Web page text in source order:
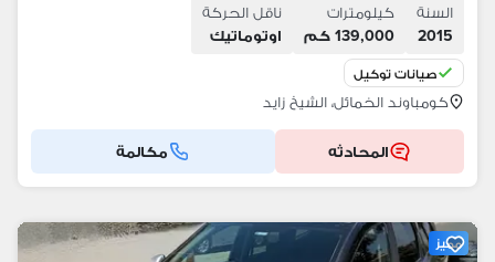
السنة
2015
كيلومترات
139,000 كم
ناقل الحركة
اوتوماتيك
صيانات توكيل
كومباوند الخمائل، الشيخ زايد
المحادثه مكالمة
مميز